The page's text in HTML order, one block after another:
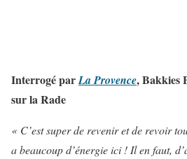
Interrogé parLa Provence, Bakkies
sur la Rade
« C’est super de revenir et de revoir
a beaucoup d’énergie ici ! Il en faut,